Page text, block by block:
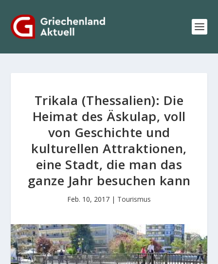
Trikala (Thessalien): Die
Heimat des Äskulap, voll
von Geschichte und
kulturellen Attraktionen,
eine Stadt, die man das
ganze Jahr besuchen kann
Feb. 10, 2017 | Tourismus